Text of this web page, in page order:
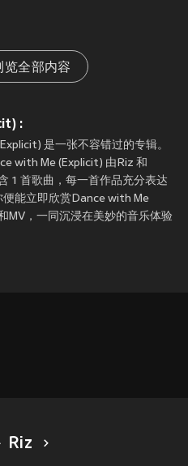
览全部内容
:
是一张不容错过的专辑。
with Me (Explicit) 由Riz 和
1 首歌曲，每一首作品充分表达
便能立即欣赏Dance with Me
MV，一同沉浸在美妙的音乐体验
Riz